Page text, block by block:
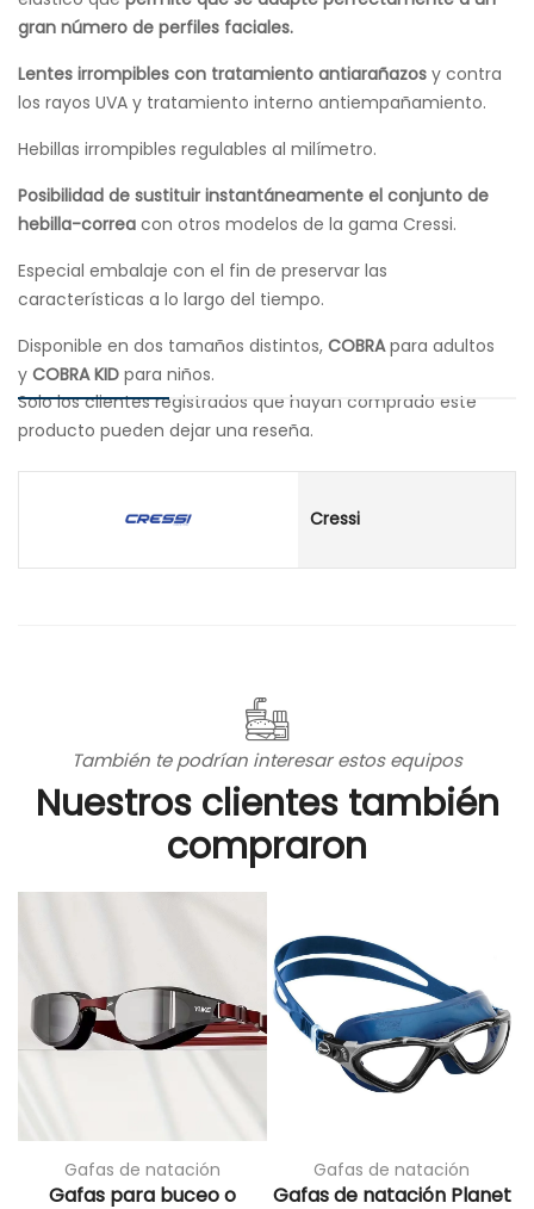
gran número de perfiles faciales.
Lentes irrompibles con tratamiento antiarañazos y contra
los rayos UVA y tratamiento interno antiempañamiento.
Hebillas irrompibles regulables al milímetro.
Posibilidad de sustituir instantáneamente el conjunto de
hebilla-correa con otros modelos de la gama Cressi.
Especial embalaje con el fin de preservar las
características a lo largo del tiempo.
Disponible en dos tamaños distintos, COBRApara adultos
y COBRA KID para niños.
Solo los clientes registrados que hayan comprado este
producto pueden dejar una reseña.
Cressi
También te podrían interesar estos equipos
Nuestros clientes también
compraron
Gafas de natación
Gafas para buceo o
Gafas de natación
Gafas de natación Planet